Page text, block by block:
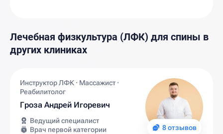
Лечебная физкультура (ЛФК) для спины в
других клиниках
8 отзывов
Инструктор ЛФК · Массажист ·
Реабилитолог
Гроза Андрей Игоревич
Ведущий специалист
Врач первой категории